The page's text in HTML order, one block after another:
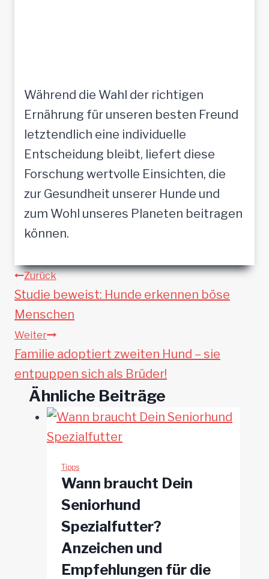
Während die Wahl der richtigen
Ernährung für unseren besten Freund
letztendlich eine individuelle
Entscheidung bleibt, liefert diese
Forschung wertvolle Einsichten, die
zur Gesundheit unserer Hunde und
zum Wohl unseres Planeten beitragen
können.
Beitragsnavigation
Zurück
Studie beweist: Hunde erkennen böse
Menschen
Weiter
Familie adoptiert zweiten Hund – sie
entpuppen sich als Brüder!
Ähnliche Beiträge
Tipps
Wann braucht Dein
Seniorhund
Spezialfutter?
Anzeichen und
Empfehlungen für die